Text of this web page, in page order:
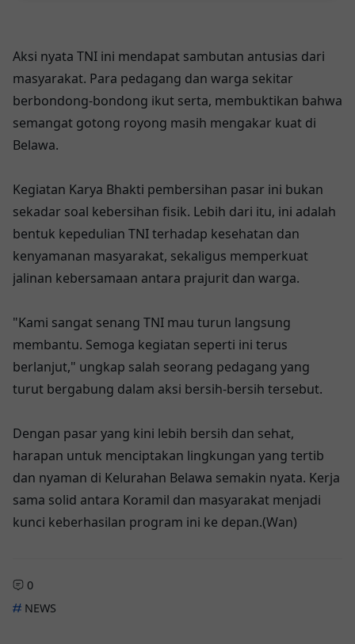
Aksi nyata TNI ini mendapat sambutan antusias dari
masyarakat. Para pedagang dan warga sekitar
berbondong-bondong ikut serta, membuktikan bahwa
semangat gotong royong masih mengakar kuat di
Belawa.
Kegiatan Karya Bhakti pembersihan pasar ini bukan
sekadar soal kebersihan fisik. Lebih dari itu, ini adalah
bentuk kepedulian TNI terhadap kesehatan dan
kenyamanan masyarakat, sekaligus memperkuat
jalinan kebersamaan antara prajurit dan warga.
"Kami sangat senang TNI mau turun langsung
membantu. Semoga kegiatan seperti ini terus
berlanjut," ungkap salah seorang pedagang yang
turut bergabung dalam aksi bersih-bersih tersebut.
Dengan pasar yang kini lebih bersih dan sehat,
harapan untuk menciptakan lingkungan yang tertib
dan nyaman di Kelurahan Belawa semakin nyata. Kerja
sama solid antara Koramil dan masyarakat menjadi
kunci keberhasilan program ini ke depan.(Wan)
0
NEWS